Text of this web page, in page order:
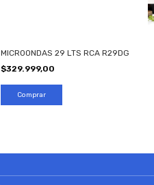
MICROONDAS 29 LTS RCA R29DG
$329.999,00